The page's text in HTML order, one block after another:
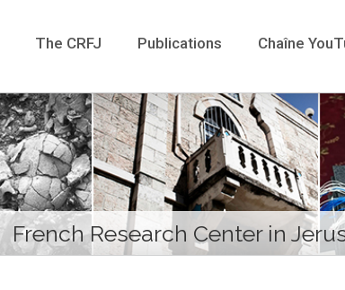
The CRFJ Publications Chaîne
French Research Center in